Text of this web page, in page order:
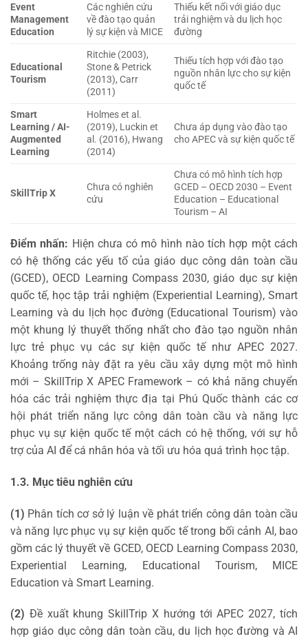
Event
Management
Education
Các nghiên cứu
về đào tạo quản
lý sự kiện và MICE
Thiếu kết nối với giáo dục
trải nghiệm và du lịch học
đường
Educational
Tourism
Ritchie (2003),
Stone & Petrick
(2013), Carr
(2011)
Thiếu tích hợp với đào tạo
nguồn nhân lực cho sự kiện
quốc tế
Smart
Learning / AI-
Augmented
Learning
Holmes et al.
(2019), Luckin et
al. (2016), Hwang
(2014)
Chưa áp dụng vào đào tạo
cho APEC và sự kiện quốc tế
SkillTrip X
Chưa có nghiên
cứu
Chưa có mô hình tích hợp
GCED – OECD 2030 – Event
Education – Educational
Tourism – AI
Điểm nhấn: Hiện chưa có mô hình nào tích hợp một cách
có hệ thống các yếu tố của giáo dục công dân toàn cầu
(GCED), OECD Learning Compass 2030, giáo dục sự kiện
quốc tế, học tập trải nghiệm (Experiential Learning), Smart
Learning và du lịch học đường (Educational Tourism) vào
một khung lý thuyết thống nhất cho đào tạo nguồn nhân
lực trẻ phục vụ các sự kiện quốc tế như APEC 2027.
Khoảng trống này đặt ra yêu cầu xây dựng một mô hình
mới – SkillTrip X APEC Framework – có khả năng chuyển
hóa các trải nghiệm thực địa tại Phú Quốc thành các cơ
hội phát triển năng lực công dân toàn cầu và năng lực
phục vụ sự kiện quốc tế một cách có hệ thống, với sự hỗ
trợ của AI để cá nhân hóa và tối ưu hóa quá trình học tập.
1.3. Mục tiêu nghiên cứu
(1) Phân tích cơ sở lý luận về phát triển công dân toàn cầu
và năng lực phục vụ sự kiện quốc tế trong bối cảnh AI, bao
gồm các lý thuyết về GCED, OECD Learning Compass 2030,
Experiential Learning, Educational Tourism, MICE
Education và Smart Learning.
(2) Đề xuất khung SkillTrip X hướng tới APEC 2027, tích
hợp giáo dục công dân toàn cầu, du lịch học đường và AI